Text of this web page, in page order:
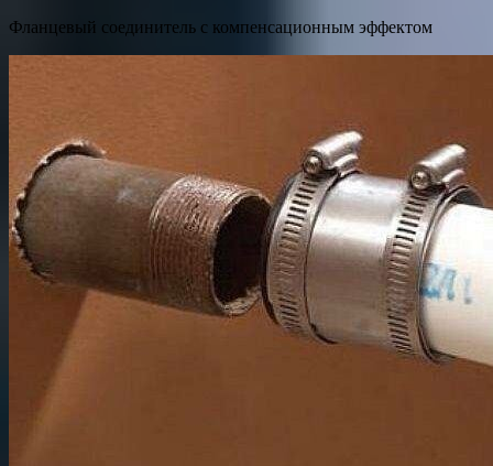
Фланцевый соединитель с компенсационным эффектом